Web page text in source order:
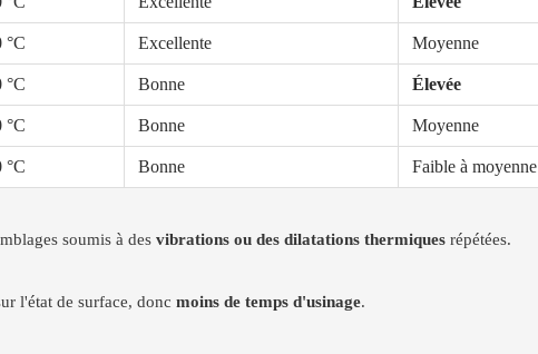
°C Excellente Moyenne
°C Bonne Élevée
°C Bonne Moyenne
°C Bonne Faible à moyenne
soumis à des vibrations ou des dilatations thermiques répétées.
l'état de surface, donc moins de temps d'usinage.